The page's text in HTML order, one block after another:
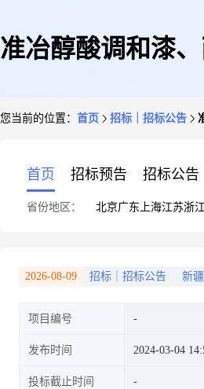
准冶醇酸调和漆
您当前的位置： 首页 招标｜招标公告
首页 招标预告 招标公告
省份地区： 北京广东 上海江苏浙江
2026-08-09 招标｜招标公告 新
项目编号
发布时间 2024-03-04
投标截止时间